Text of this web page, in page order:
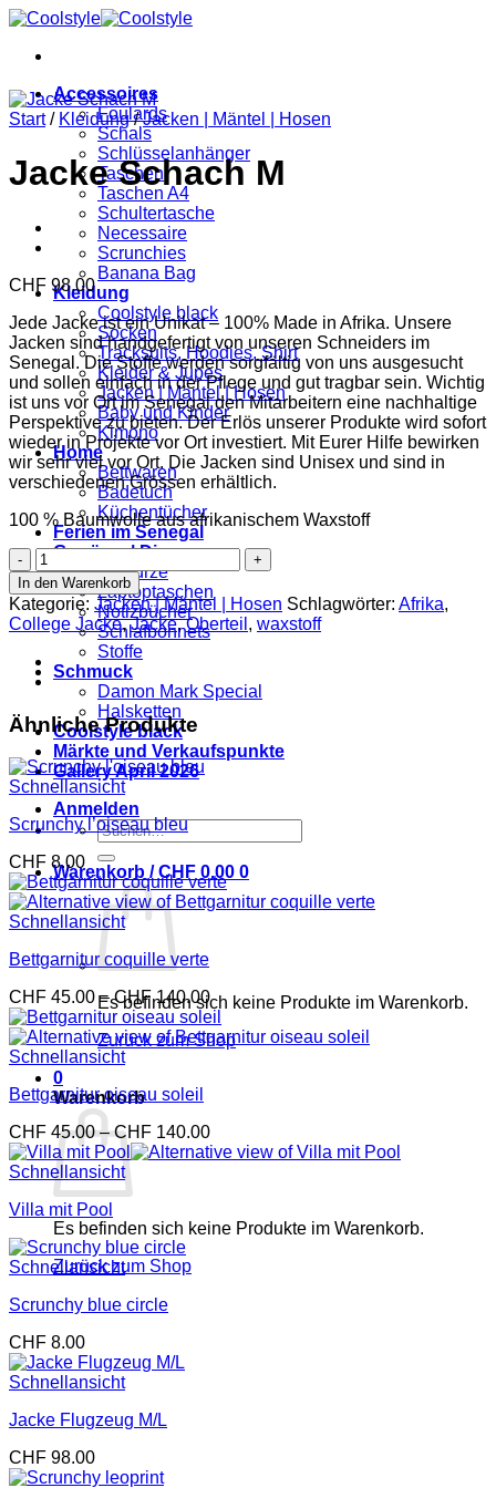
Zum
springen
Accessoires
Foulards
Schals
Schlüsselanhänger
Taschen
Taschen A4
Schultertasche
Necessaire
Scrunchies
Banana Bag
Kleidung
Coolstyle black
Socken
Tracksuits, Hoodies, Shirt
Kleider & Jupes
Jacken | Mäntel | Hosen
Baby und Kinder
Kimono
Home
Bettwaren
Badetuch
Küchentücher
Ferien im Senegal
Gewürze | Divers
Gewürze
Laptoptaschen
Notizbücher
Schlafbonnets
Stoffe
Schmuck
Damon Mark Special
Halsketten
Coolstyle black
Märkte und Verkaufspunkte
Gallery April 2026
Anmelden
Suchen
nach:
Warenkorb /CHF 0.00 0
Es befinden sich keine Produkte im Warenkorb.
Zurück zum Shop
0
Warenkorb
Es befinden sich keine Produkte im Warenkorb.
Zurück zum Shop
Start / Kleidung / Jacken | Mäntel | Hosen
Jacke Schach M
CHF 98.00
Jede Jacke ist ein Unikat – 100% Made in Afrika. Unsere
Jacken sind handgefertigt von unseren Schneiders im
Senegal. Die Stoffe werden sorgfältig von uns ausgesucht
und sollen einfach in der Pflege und gut tragbar sein. Wichtig
ist uns vor Ort im Senegal den Mitarbeitern eine nachhaltige
Perspektive zu bieten. Der Erlös unserer Produkte wird sofort
wieder in Projekte vor Ort investiert. Mit Eurer Hilfe bewirken
wir sehr viel vor Ort. Die Jacken sind Unisex und sind in
verschiedenen Grössen erhältlich.
100 % Baumwolle aus afrikanischem Waxstoff
Jacke
Schach
M
Menge
In den Warenkorb
Kategorie: Jacken | Mäntel | Hosen Schlagwörter: Afrika,
College Jacke,Jacke,Oberteil , waxstoff
Ähnliche Produkte
Schnellansicht
Scrunchy l’oiseau bleu
CHF 8.00
Schnellansicht
Bettgarnitur coquille verte
CHF 45.00 –CHF140.00Preisspanne:
CHF 45.00
bis
CHF 140.00
Schnellansicht
Bettgarnitur oiseau soleil
CHF 45.00 –CHF 140.00Preisspanne:
CHF 45.00
Schnellansicht
Villa mit Pool
Schnellansicht
Scrunchy blue circle
CHF 8.00
Schnellansicht
Jacke Flugzeug M/L
CHF 98.00